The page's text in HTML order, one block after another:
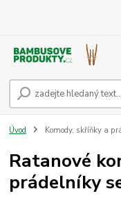
Úvod Komody, skříňky a
Ratanové
prádelníky